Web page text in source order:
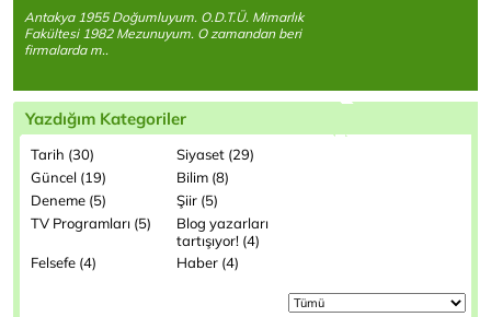
Antakya 1955 Doğumluyum. O.D.T.Ü. Mimarlık
Fakültesi 1982 Mezunuyum. O zamandan beri
firmalarda m..
Yazdığım Kategoriler
Tarih (30)
Siyaset (29)
Güncel (19)
Bilim (8)
Deneme (5)
Şiir (5)
TV Programları (5)
Blog yazarları
tartışıyor! (4)
Felsefe (4) Haber (4)